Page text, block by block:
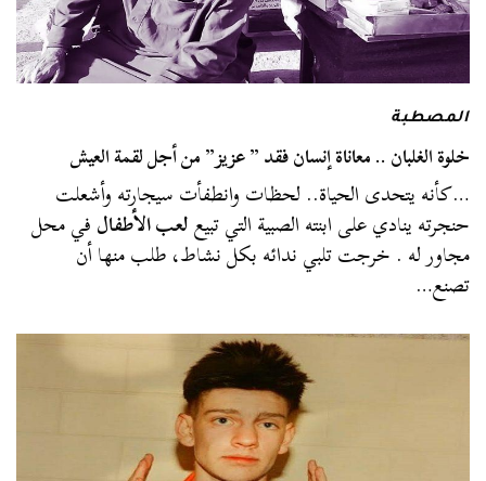
المصطبة
خلوة الغلبان .. معاناة إنسان فقد ” عزيز” من أجل لقمة العيش
…كأنه يتحدى الحياة.. لحظات وانطفأت سيجارته وأشعلت
حنجرته ينادي على ابنته الصبية التي تبيعلعب الأطفالفي محل
مجاور له . خرجت تلبي ندائه بكل نشاط، طلب منها أن
تصنع…